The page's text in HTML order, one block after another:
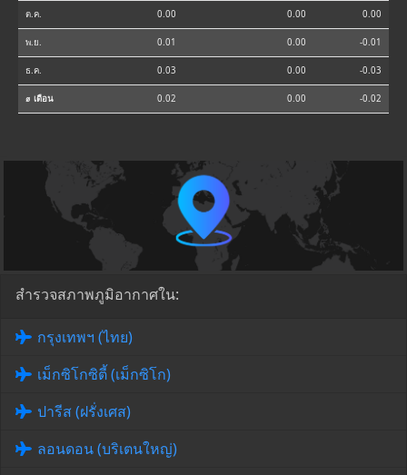
ต.ค. 0.00 0.00 0.00
พ.ย. 0.01 0.00 -0.01
ธ.ค. 0.03 0.00 -0.03
⌀ เดือน 0.02 0.00 -0.02
สำรวจสภาพภูมิอากาศใน:
กรุงเทพฯ (ไทย)
เม็กซิโกซิตี้ (เม็กซิโก)
ปารีส (ฝรั่งเศส)
ลอนดอน (บริเตนใหญ่)